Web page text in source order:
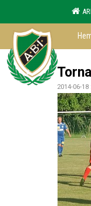
2014-06-18